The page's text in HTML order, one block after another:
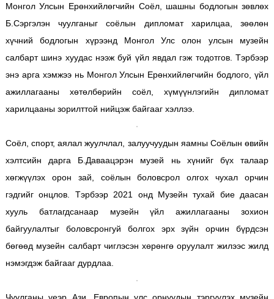
Монгол Улсын Ерөнхийлөгчийн Соёл, шашны бодлогын зөвлөх
Б.Сэргэлэн чуулганыг соёлын дипломат харилцаа, зөөлөн
хүчний бодлогын хүрээнд Монгол Улс олон улсын музейн
салбарт шинэ хуудас нээж буй үйл явдал гэж тодотгов. Тэрбээр
энэ арга хэмжээ нь Монгол Улсын Ерөнхийлөгчийн бодлого, үйл
ажиллагааны хөтөлбөрийн соёл, хүмүүнлэгийн дипломат
харилцааны зорилттой нийцэж байгааг хэллээ.
Соёл, спорт, аялал жуулчлал, залуучуудын яамны Соёлын өвийн
хэлтсийн дарга Б.Даваацэрэн музей нь хүнийг бүх талаар
хөгжүүлэх орон зай, соёлын боловсрол олгох чухал орчин
гэдгийг онцлов. Тэрбээр 2021 онд Музейн тухай бие даасан
хууль батлагдсанаар музейн үйл ажиллагааны зохион
байгуулалтыг боловсронгуй болгох эрх зүйн орчин бүрдсэн
бөгөөд музейн салбарт чиглэсэн хөрөнгө оруулалт жилээс жилд
нэмэгдэж байгааг дурдлаа.
Чуулганы үеэр Ази, Европын улс орнуудын тэргүүлэх музейн